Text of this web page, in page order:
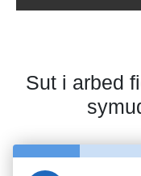
Sut i arbed